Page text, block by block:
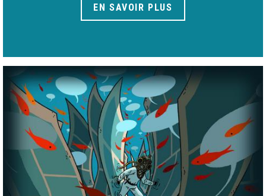
EN SAVOIR PLUS